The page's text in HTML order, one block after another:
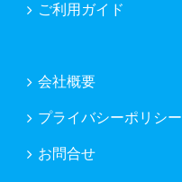
ご利用ガイド
会社概要
プライバシーポリシー
お問合せ